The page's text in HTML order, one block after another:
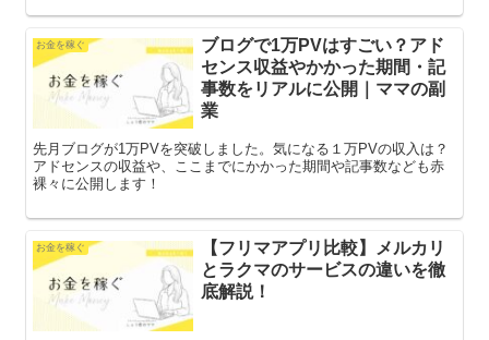
お金を稼ぐ
ブログで1万PVはすごい？アド
センス収益やかかった期間・記
事数をリアルに公開｜ママの副
業
先月ブログが1万PVを突破しました。気になる１万PVの収入は？
アドセンスの収益や、ここまでにかかった期間や記事数なども赤
裸々に公開します！
お金を稼ぐ
【フリマアプリ比較】メルカリ
とラクマのサービスの違いを徹
底解説！